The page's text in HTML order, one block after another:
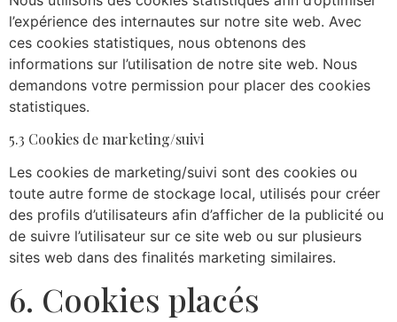
l’expérience des internautes sur notre site web. Avec
ces cookies statistiques, nous obtenons des
informations sur l’utilisation de notre site web. Nous
demandons votre permission pour placer des cookies
statistiques.
5.3 Cookies de marketing/suivi
Les cookies de marketing/suivi sont des cookies ou
toute autre forme de stockage local, utilisés pour créer
des profils d’utilisateurs afin d’afficher de la publicité ou
de suivre l’utilisateur sur ce site web ou sur plusieurs
sites web dans des finalités marketing similaires.
6. Cookies placés